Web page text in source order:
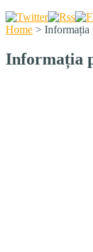
Home > Informația
Informația